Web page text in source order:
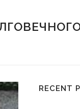
RECENT